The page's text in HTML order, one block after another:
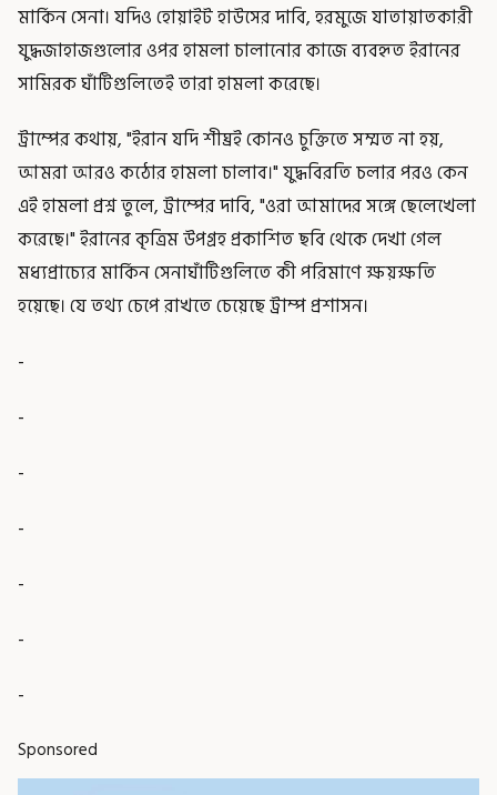
মার্কিন সেনা। যদিও হোয়াইট হাউসের দাবি, হরমুজে যাতায়াতকারী
যুদ্ধজাহাজগুলোর ওপর হামলা চালানোর কাজে ব্যবহৃত ইরানের
সামিরক ঘাঁটিগুলিতেই তারা হামলা করেছে।
ট্রাম্পের কথায়, "ইরান যদি শীঘ্রই কোনও চুক্তিতে সম্মত না হয়,
আমরা আরও কঠোর হামলা চালাব।" যুদ্ধবিরতি চলার পরও কেন
এই হামলা প্রশ্ন তুলে, ট্রাম্পের দাবি, "ওরা আমাদের সঙ্গে ছেলেখেলা
করেছে।" ইরানের কৃত্রিম উপগ্রহ প্রকাশিত ছবি থেকে দেখা গেল
মধ্যপ্রাচ্যের মার্কিন সেনাঘাঁটিগুলিতে কী পরিমাণে ক্ষয়ক্ষতি
হয়েছে। যে তথ্য চেপে রাখতে চেয়েছে ট্রাম্প প্রশাসন।
-
-
-
-
-
-
-
Sponsored